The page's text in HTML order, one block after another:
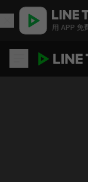
用 APP 免